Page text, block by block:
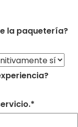
la paquetería?